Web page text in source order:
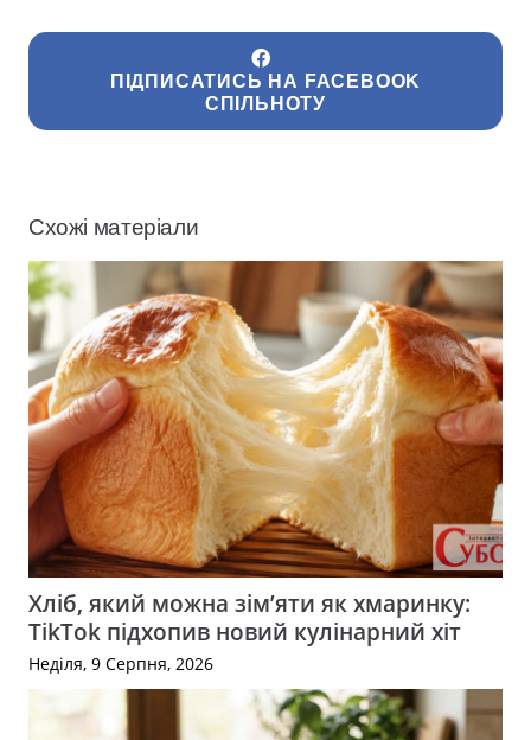
ПІДПИСАТИСЬ НА FACEBOOK
СПІЛЬНОТУ
Схожі матеріали
Хліб, який можна зім’яти як хмаринку:
TikTok підхопив новий кулінарний хіт
Неділя, 9 Серпня, 2026